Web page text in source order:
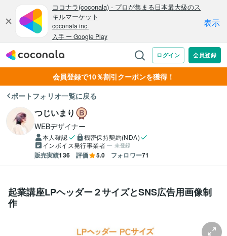
会員登録で10％割引クーポンを獲得！
ポートフォリオ一覧に戻る
つじいまり
WEBデザイナー
本人確認
機密保持契約(NDA)
インボイス発行事業者
未登録
販売実績136 評価 5.0 フォロワー71
起業講座LPヘッダー２サイズとSNS広告用画像制
作